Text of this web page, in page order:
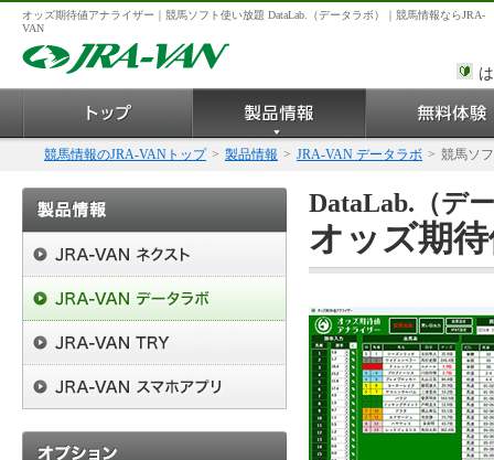
オッズ期待値アナライザー｜競馬ソフト使い放題 DataLab.（データラボ）｜競馬情報ならJRA-
VAN
競馬情報のJRA-VANトップ > 製品情報 > JRA-VAN データラボ > 競馬ソ
DataLab.（デ
オッズ期